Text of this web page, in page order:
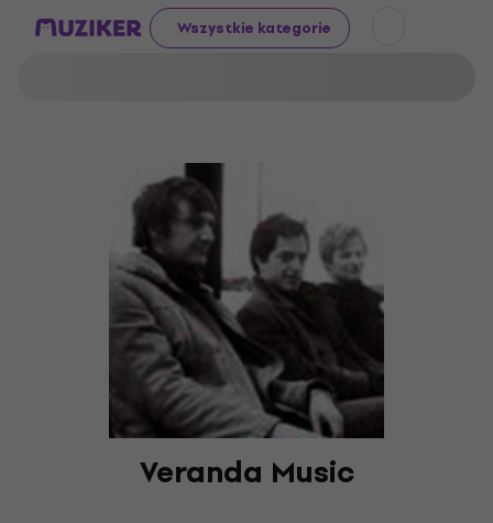
Wszystkie kategorie
Veranda Music